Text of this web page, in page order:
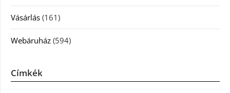
Vásárlás (161)
Webáruház (594)
Címkék